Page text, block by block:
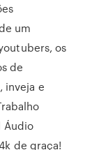
um
os
de
inveja e
Áudio
de graça!